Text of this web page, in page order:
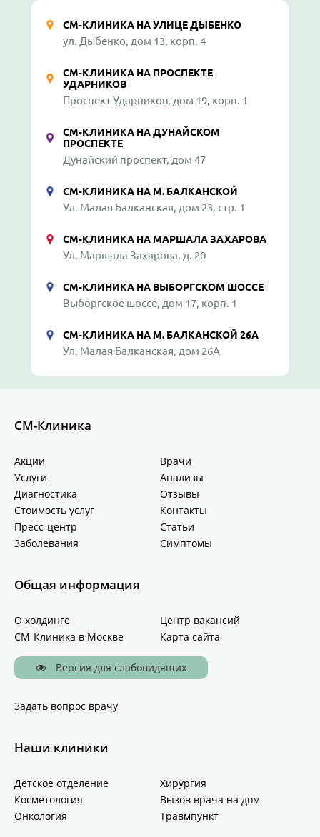
СМ-КЛИНИКА НА УЛИЦЕ ДЫБЕНКО
ул. Дыбенко, дом 13, корп. 4
СМ-КЛИНИКА НА ПРОСПЕКТЕ
УДАРНИКОВ
Проспект Ударников, дом 19, корп. 1
СМ-КЛИНИКА НА ДУНАЙСКОМ
ПРОСПЕКТЕ
Дунайский проспект, дом 47
СМ-КЛИНИКА НА М. БАЛКАНСКОЙ
Ул. Малая Балканская, дом 23, стр. 1
СМ-КЛИНИКА НА МАРШАЛА ЗАХАРОВА
Ул. Маршала Захарова, д. 20
СМ-КЛИНИКА НА ВЫБОРГСКОМ ШОССЕ
Выборгское шоссе, дом 17, корп. 1
СМ-КЛИНИКА НА М. БАЛКАНСКОЙ 26А
Ул. Малая Балканская, дом 26А
СМ-Клиника
Акции
Врачи
Услуги
Анализы
Диагностика
Отзывы
Стоимость услуг
Контакты
Пресс-центр
Статьи
Заболевания
Симптомы
Общая информация
О холдинге
Центр вакансий
СМ-Клиника в Москве
Карта сайта
Версия для слабовидящих
Задать вопрос врачу
Наши клиники
Детское отделение
Хирургия
Косметология
Вызов врача на дом
Онкология
Травмпункт